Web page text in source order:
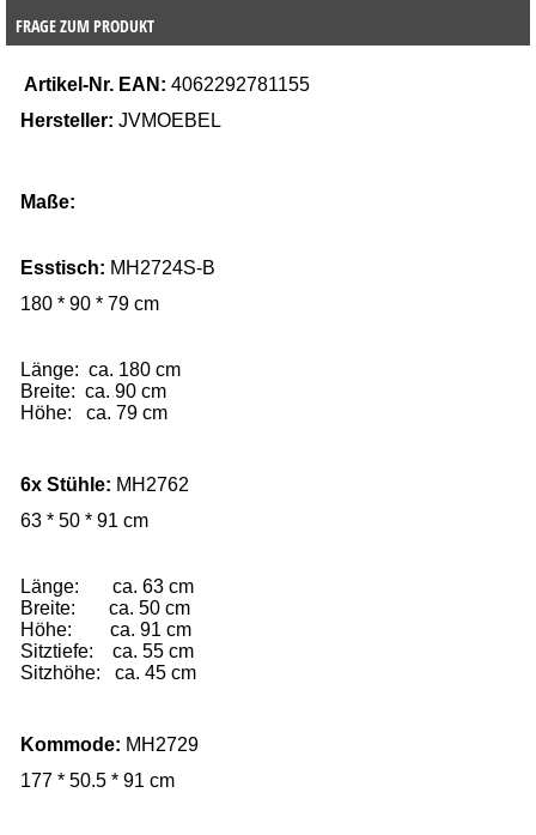
FRAGE ZUM PRODUKT
Artikel-Nr. EAN: 4062292781155
Hersteller: JVMOEBEL
Maße:
Esstisch: MH2724S-B
180 * 90 * 79 cm
Länge: ca. 180 cm
Breite: ca. 90 cm
Höhe: ca. 79 cm
6x Stühle: MH2762
63 * 50 * 91 cm
Länge:       ca. 63 cm
Breite:       ca. 50 cm
Höhe:        ca. 91 cm
Sitztiefe:    ca. 55 cm
Sitzhöhe:   ca. 45 cm
Kommode: MH2729
177 * 50.5 * 91 cm